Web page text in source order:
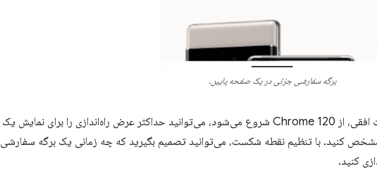
برگه سفارشی جزئی در یک صفحه پایین.
برای نمایشگرها یا دستگاه‌های بزرگ در حالت افقی، از Chrome 120 شروع می‌شود، می‌توانید حداکثر عرض راه‌اندازی را برای نمایش یک
کنید. با تنظیم نقطه شکست، می‌توانید تصمیم بگیرید که چه زمانی یک برگه سفارشی
کنید.